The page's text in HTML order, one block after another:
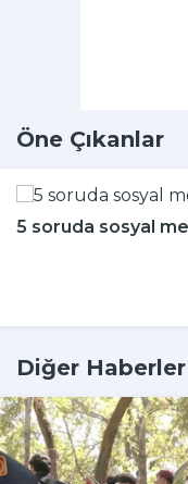
Öne Çıkanlar
5 soruda sosyal
Diğer Haberler